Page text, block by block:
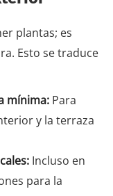
plantas; es
Esto se traduce
mínima: Para
y la terraza
Incluso en
para la